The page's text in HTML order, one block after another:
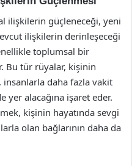
ilişkilerin güçleneceği, yeni
ilişkilerin derinleşeceği
toplumsal bir
Bu tür rüyalar, kişinin
daha fazla vakit
yer alacağına işaret eder.
kişinin hayatında sevgi
olan bağlarının daha da